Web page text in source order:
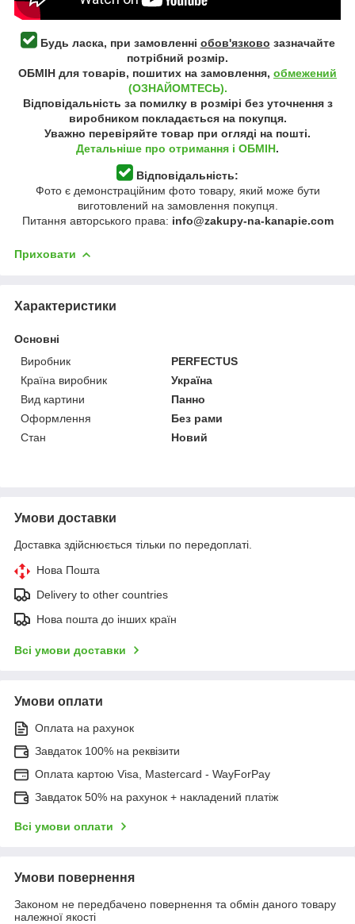
Будь ласка, при замовленні обов'язково зазначайте
потрібний розмір.
ОБМІН для товарів, пошитих на замовлення, обмежений
(ОЗНАЙОМТЕСЬ).
Відповідальність за помилку в розмірі без уточнення з
виробником покладається на покупця.
Уважно перевіряйте товар при огляді на пошті.
Детальніше про отримання і ОБМІН.
Відповідальність:
Фото є демонстраційним фото товару, який може бути
виготовлений на замовлення покупця.
Питання авторського права: info@zakupy-na-kanapie.com
Приховати
Характеристики
Основні
Виробник
PERFECTUS
Країна виробник
Україна
Вид картини
Панно
Оформлення
Без рами
Стан
Новий
Умови доставки
Доставка здійснюється тільки по передоплаті.
Нова Пошта
Delivery to other countries
Нова пошта до інших країн
Всі умови доставки
Умови оплати
Оплата на рахунок
Завдаток 100% на реквізити
Оплата картою Visa, Mastercard - WayForPay
Завдаток 50% на рахунок + накладений платіж
Всі умови оплати
Умови повернення
Законом не передбачено повернення та обмін даного товару
належної якості